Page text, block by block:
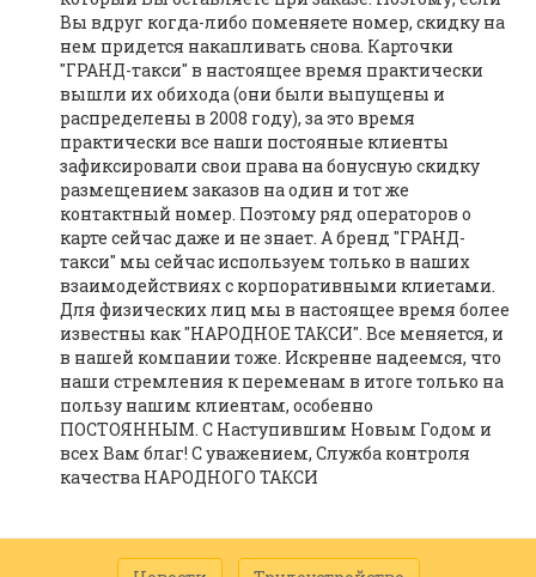
Вы вдруг когда-либо поменяете номер, скидку на
нем придется накапливать снова. Карточки
"ГРАНД-такси" в настоящее время практически
вышли их обихода (они были выпущены и
распределены в 2008 году), за это время
практически все наши постояные клиенты
зафиксировали свои права на бонусную скидку
размещением заказов на один и тот же
контактный номер. Поэтому ряд операторов о
карте сейчас даже и не знает. А бренд "ГРАНД-
такси" мы сейчас используем только в наших
взаимодействиях с корпоративными клиетами.
Для физических лиц мы в настоящее время более
известны как "НАРОДНОЕ ТАКСИ". Все меняется, и
в нашей компании тоже. Искренне надеемся, что
наши стремления к переменам в итоге только на
пользу нашим клиентам, особенно
ПОСТОЯННЫМ. С Наступившим Новым Годом и
всех Вам благ! С уважением, Служба контроля
качества НАРОДНОГО ТАКСИ